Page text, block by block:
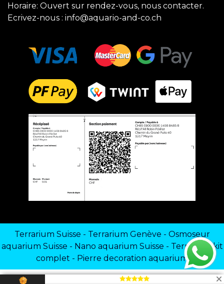
Horaire: Ouvert sur rendez-vous, nous contacter.
Ecrivez-nous : info@aquario-and-co.ch
Terrarium Suisse - Terrarium Genève - Osmoseur
aquarium Suisse - Nano aquarium Suisse - Terrarium kit
complet - Pierre decoration aquarium